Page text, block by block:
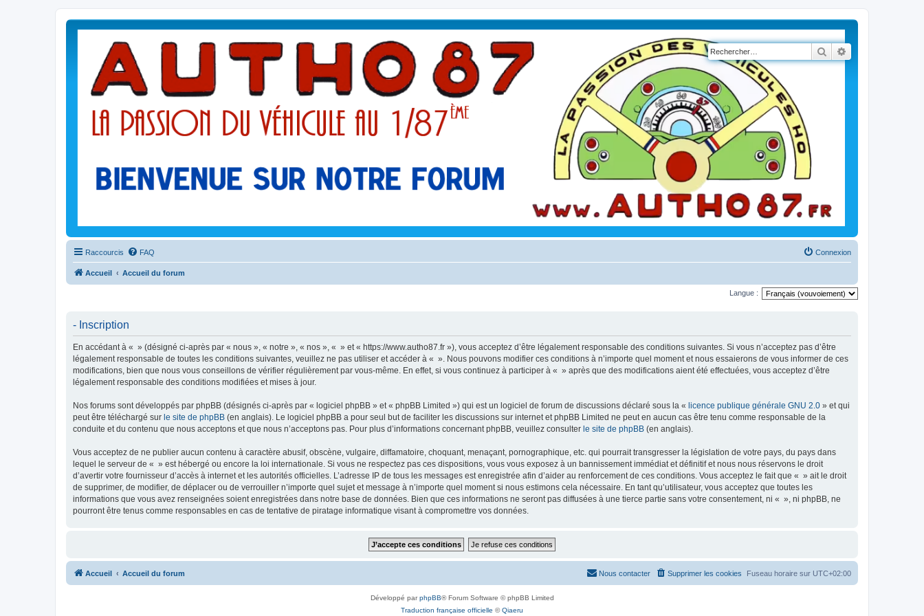
Rechercher
Raccourcis FAQ Connexion
Accueil Accueil du forum
Langue :
- Inscription
En accédant à « » (désigné ci-après par « nous », « notre », « nos », « » et « https://www.autho87.fr »), vous acceptez d’être légalement responsable des conditions suivantes. Si vous n’acceptez pas d’être
légalement responsable de toutes les conditions suivantes, veuillez ne pas utiliser et accéder à « ». Nous pouvons modifier ces conditions à n’importe quel moment et nous essaierons de vous informer de ces
modifications, bien que nous vous conseillons de vérifier régulièrement par vous-même. En effet, si vous continuez à participer à « » après que des modifications aient été effectuées, vous acceptez d’être
légalement responsable des conditions modifiées et mises à jour.
Nos forums sont développés par phpBB (désignés ci-après par « logiciel phpBB » et « phpBB Limited ») qui est un logiciel de forum de discussions déclaré sous la « licence publique générale GNU 2.0 » et qui
peut être téléchargé sur le site de phpBB (en anglais). Le logiciel phpBB a pour seul but de faciliter les discussions sur internet et phpBB Limited ne peut en aucun cas être tenu comme responsable de la
conduite et du contenu que nous acceptons et que nous n’acceptons pas. Pour plus d’informations concernant phpBB, veuillez consulter le site de phpBB (en anglais).
Vous acceptez de ne publier aucun contenu à caractère abusif, obscène, vulgaire, diffamatoire, choquant, menaçant, pornographique, etc. qui pourrait transgresser la législation de votre pays, du pays dans
lequel le serveur de « » est hébergé ou encore la loi internationale. Si vous ne respectez pas ces dispositions, vous vous exposez à un bannissement immédiat et définitif et nous nous réservons le droit
d’avertir votre fournisseur d’accès à internet et les autorités officielles. L’adresse IP de tous les messages est enregistrée afin d’aider au renforcement de ces conditions. Vous acceptez le fait que « » ait le droit
de supprimer, de modifier, de déplacer ou de verrouiller n’importe quel sujet et message à n’importe quel moment si nous estimons cela nécessaire. En tant qu’utilisateur, vous acceptez que toutes les
informations que vous avez renseignées soient enregistrées dans notre base de données. Bien que ces informations ne seront pas diffusées à une tierce partie sans votre consentement, ni « », ni phpBB, ne
pourront être tenus comme responsables en cas de tentative de piratage informatique visant à compromettre vos données.
Accueil Accueil du forum Fuseau horaire sur UTC+02:00
Supprimer les cookies
Nous contacter
Développé parphpBB® Forum Software © phpBB Limited
Traduction française officielle ©Qiaeru